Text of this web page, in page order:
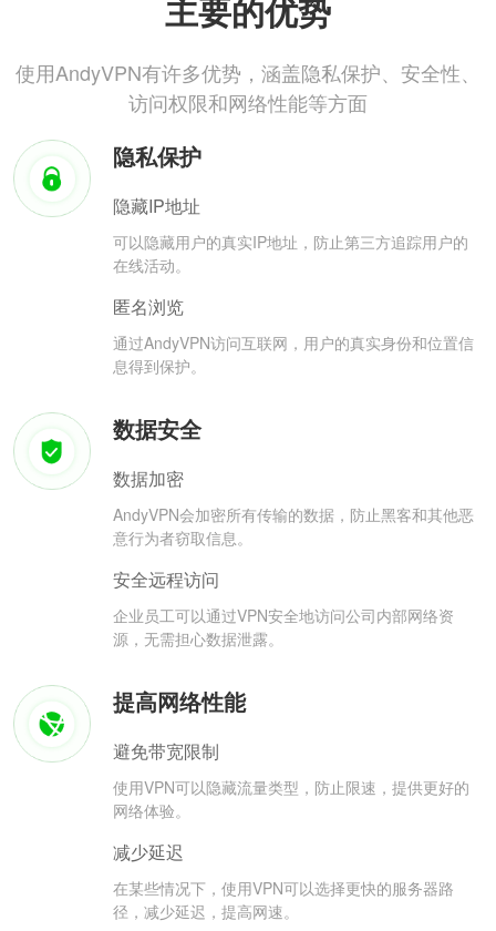
主要的优势
使用AndyVPN有许多优势，涵盖隐私保护、安全性、
访问权限和网络性能等方面
隐私保护
隐藏IP地址
可以隐藏用户的真实IP地址，防止第三方追踪用户的
在线活动。
匿名浏览
通过AndyVPN访问互联网，用户的真实身份和位置信
息得到保护。
数据安全
数据加密
AndyVPN会加密所有传输的数据，防止黑客和其他恶
意行为者窃取信息。
安全远程访问
企业员工可以通过VPN安全地访问公司内部网络资
源，无需担心数据泄露。
提高网络性能
避免带宽限制
使用VPN可以隐藏流量类型，防止限速，提供更好的
网络体验。
减少延迟
在某些情况下，使用VPN可以选择更快的服务器路
径，减少延迟，提高网速。